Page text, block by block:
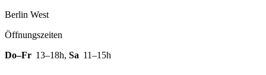
Berlin West
Öffnungszeiten
Do–Fr 13–18h, Sa 11–15h